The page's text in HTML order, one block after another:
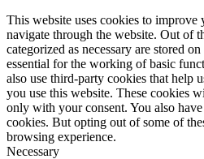
This website uses cookies to
navigate through the website. Out of
categorized as necessary are stored
essential for the working of basic
also use third-party cookies that help
you use this website. These cookies
only with your consent. You also
cookies. But opting out of some of
browsing experience.
Necessary